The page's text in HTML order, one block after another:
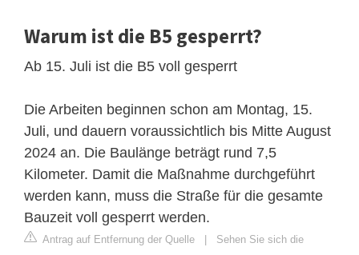
Warum ist die B5 gesperrt?
Ab 15. Juli ist die B5 voll gesperrt
Die Arbeiten beginnen schon am Montag, 15.
Juli, und dauern voraussichtlich bis Mitte August
2024 an. Die Baulänge beträgt rund 7,5
Kilometer. Damit die Maßnahme durchgeführt
werden kann, muss die Straße für die gesamte
Bauzeit voll gesperrt werden.
Antrag auf Entfernung der Quelle | Sehen Sie sich die